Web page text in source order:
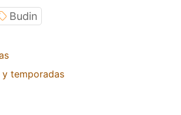
Budin
y temporadas